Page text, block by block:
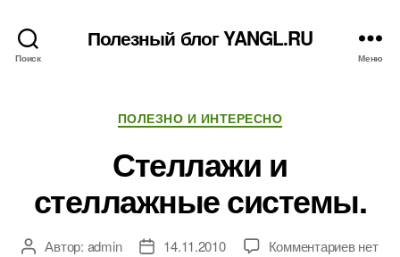
Поиск
Полезный блог YANGL.RU
Меню
Рубрики
ПОЛЕЗНО И ИНТЕРЕСНО
Стеллажи и
стеллажные системы.
АвторАвтор: admin
Дата14.11.2010 Комментариевк
нет